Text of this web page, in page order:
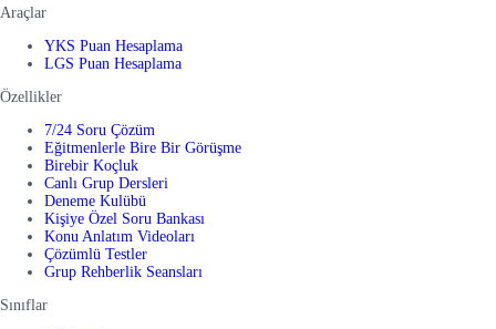
Araçlar
YKS Puan Hesaplama
LGS Puan Hesaplama
Özellikler
7/24 Soru Çözüm
Eğitmenlerle Bire Bir Görüşme
Birebir Koçluk
Canlı Grup Dersleri
Deneme Kulübü
Kişiye Özel Soru Bankası
Konu Anlatım Videoları
Çözümlü Testler
Grup Rehberlik Seansları
Sınıflar